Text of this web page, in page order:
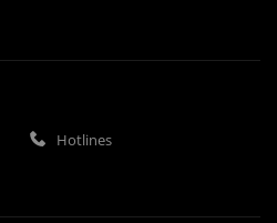
Hotlines